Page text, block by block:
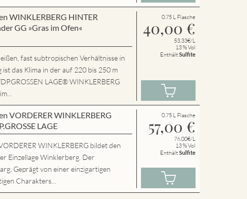
WINKLERBERG HINTER
GG »Gras im Ofen«
fast subtropischen Verhältnisse in
das Klima in der auf 220 bis 250 m
LAGE® WINKLERBERG
0.75 L Flasche
40,00 €
53.33€/L
13 % Vol
EnthältSulfite
VORDERER WINKLERBERG
LAGE
WINKLERBERG bildet den
Einzellage Winklerberg. Der
Geprägt von einer einzigartigen
Charakters...
0.75 L Flasche
57,00 €
76.00€/L
13 % Vol
EnthältSulfite